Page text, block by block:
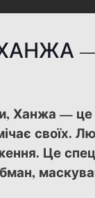
—
Ханжа — це
своїх.
Це